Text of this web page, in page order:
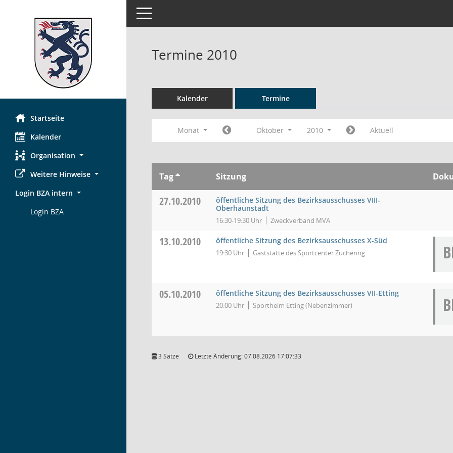
Startseite
Kalender
Organisation
Weitere Hinweise
Login BZA intern
Login BZA
Toggle navigation
Termine 2010
Kalender Termine
Monat Oktober 2010 Aktuell
Tag Sitzung
27.10.2010
öffentliche Sitzung des Bezirksausschusses VIII-
Oberhaunstadt
16:30-19:30 Uhr Zweckverband MVA
13.10.2010 öffentliche Sitzung des Bezirksausschusses X-Süd
19:30 Uhr Gaststätte des Sportcenter Zuchering
05.10.2010 öffentliche Sitzung des Bezirksausschusses VII-Etting
20:00 Uhr Sportheim Etting (Nebenzimmer)
3 Sätze Letzte Änderung: 07.08.2026 17:07:33